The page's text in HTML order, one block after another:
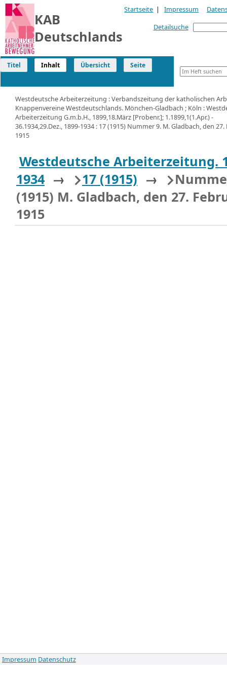
KAB
Deutschlands
Startseite | Impressum
Detailsuche
Titel Inhalt Übersicht Seite
Westdeutsche Arbeiterzeitung : Verbandszeitung der katholischen
Knappenvereine Westdeutschlands. Mönchen-Gladbach ; Köln :
Arbeiterzeitung G.m.b.H., 1899,18.März [Probenr.]; 1.1899,1(1.Apr.) -
36.1934,29.Dez., 1899-1934 : 17 (1915) Nummer 9. M. Gladbach, den
1915
Westdeutsche Arbeiterzeitung.
1934 → 17 (1915) →
(1915) M. Gladbach, den 27.
1915
Impressum Datenschutz